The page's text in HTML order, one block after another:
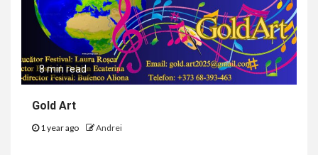
8 min read
Gold Art
1 year ago Andrei